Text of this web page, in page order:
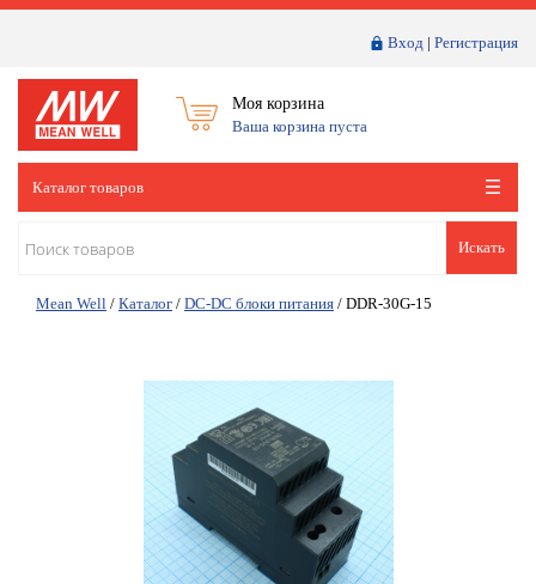
Вход | Регистрация
Моя корзина
Ваша корзина пуста
Каталог товаров
Искать
Mean Well / Каталог / DC-DC блоки питания / DDR-30G-15